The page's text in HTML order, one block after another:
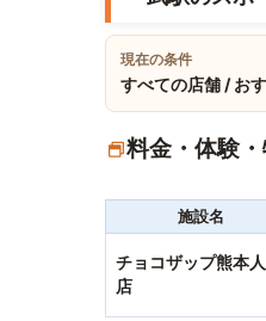
現在の条件
すべての店舗 / お
料金・体験
施設名
チョコザップ熊本
店